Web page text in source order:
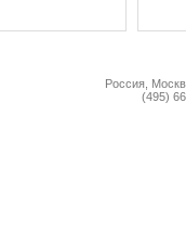
Россия,
(495)